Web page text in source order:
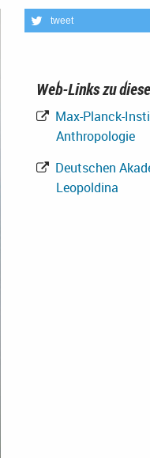
tweet
Web-Links zu
Max-Planck-
Anthropologie
Deutschen
Leopoldina